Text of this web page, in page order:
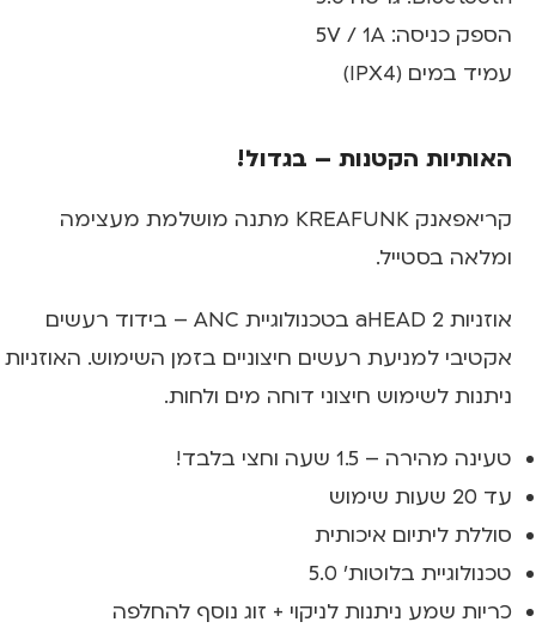
הספק כניסה: 5V / 1A
עמיד במים (IPX4)
האותיות הקטנות – בגדול!
קריאפאנק KREAFUNK מתנה מושלמת מעצימה
ומלאה בסטייל.
אוזניות 2 aHEAD בטכנולוגיית ANC – בידוד רעשים
אקטיבי למניעת רעשים חיצוניים בזמן השימוש. האוזניות
ניתנות לשימוש חיצוני דוחה מים ולחות.
טעינה מהירה – 1.5 שעה וחצי בלבד!
עד 20 שעות שימוש
סוללת ליתיום איכותית
טכנולוגיית בלוטות' 5.0
כריות שמע ניתנות לניקוי + זוג נוסף להחלפה